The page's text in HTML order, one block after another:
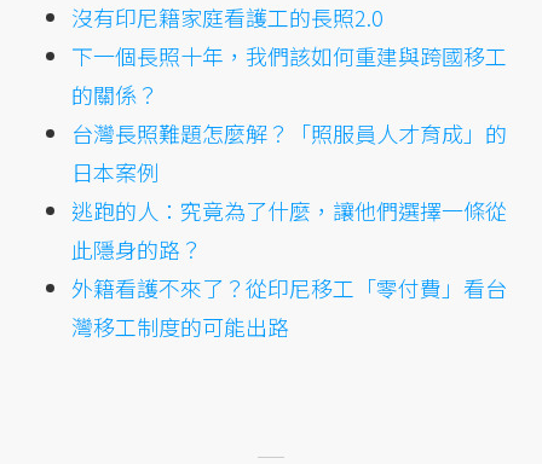
沒有印尼籍家庭看護工的長照2.0
下一個長照十年，我們該如何重建與跨國移工
的關係？
台灣長照難題怎麼解？「照服員人才育成」的
日本案例
逃跑的人：究竟為了什麼，讓他們選擇一條從
此隱身的路？
外籍看護不來了？從印尼移工「零付費」看台
灣移工制度的可能出路